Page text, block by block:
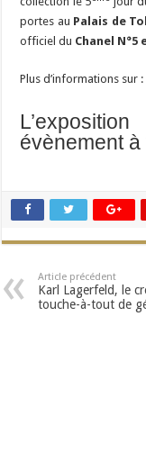
portes au Palais de
officiel du Chanel N°5
Plus d’informations sur :
évènement
Article précédent
Karl Lagerfeld, le
touche-à-tout de